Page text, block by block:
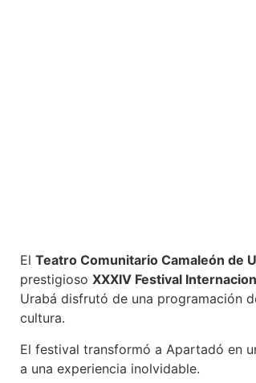
El Teatro Comunitario Camaleón de
prestigioso XXXIV Festival
Urabá disfrutó de una programación
cultura.
El festival transformó a Apartadó en
a una experiencia inolvidable.